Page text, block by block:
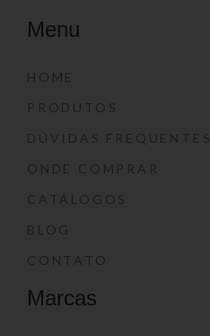
Menu
HOME
PRODUTOS
DÚVIDAS FREQUENTES
ONDE COMPRAR
CATÁLOGOS
BLOG
CONTATO
Marcas